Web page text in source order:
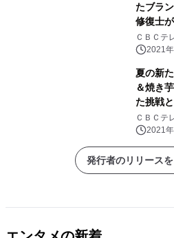
たブラ
修復士
8/22（
ージ）
ＣＢＣテ
2021
夏の新
＆焼き
た挑戦
ＣＢＣテ
2021
発行者のリリース